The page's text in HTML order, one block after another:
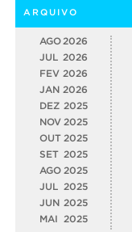
ARQUIVO
AGO 2026
JUL 2026
FEV 2026
JAN 2026
DEZ 2025
NOV 2025
OUT 2025
SET 2025
AGO 2025
JUL
2025
JUN 2025
MAI
2025